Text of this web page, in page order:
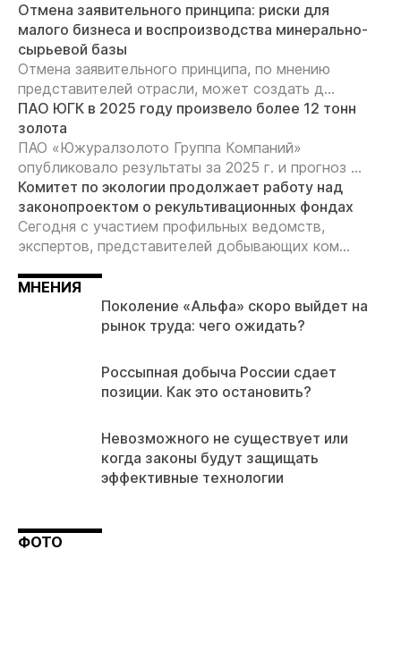
Отмена заявительного принципа: риски для
малого бизнеса и воспроизводства минерально-
сырьевой базы
Отмена заявительного принципа, по мнению
представителей отрасли, может создать д...
ПАО ЮГК в 2025 году произвело более 12 тонн
золота
ПАО «Южуралзолото Группа Компаний»
опубликовало результаты за 2025 г. и прогноз ...
Комитет по экологии продолжает работу над
законопроектом о рекультивационных фондах
Сегодня с участием профильных ведомств,
экспертов, представителей добывающих ком...
МНЕНИЯ
Поколение «Альфа» скоро выйдет на
рынок труда: чего ожидать?
Россыпная добыча России сдает
позиции. Как это остановить?
Невозможного не существует или
когда законы будут защищать
эффективные технологии
ФОТО